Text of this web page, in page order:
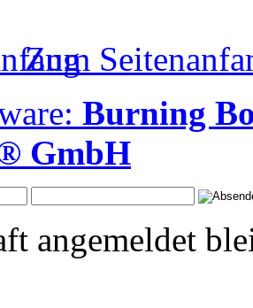
Zum
Burning
GmbH
angemeldet